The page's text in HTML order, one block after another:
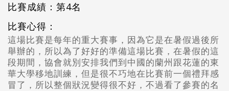
比賽成績：第4名
比賽心得：
這場比賽是每年的重大賽事，因為它是在暑假過後所
舉辦的，所以為了好好的準備這場比賽，在暑假的這
段期間，協會就別安排我們到中國的蘭州跟花蓮的東
華大學移地訓練，但是很不巧地在比賽前一個禮拜感
冒了，所以整個狀況變得很不好，不過看了參賽的名